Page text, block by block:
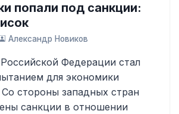
попали под санкции:
Александр Новиков
Федерации стал
для экономики
Со стороны западных стран
санкции в отношении